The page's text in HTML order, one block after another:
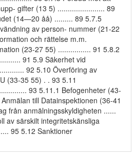
gifter (13 5) ....................... 89
(14—20 åå) ......... 89 5.7.5
av person- nummer (21-22
och rättelse m.m.
(23-27 55) ................ 91 5.8.2
91 5.9 Säkerhet vid
92 5.10 Överföring av
(33-35 55) . . 93 5.11
93 5.11.1 Befogenheter (43-
till Datainspektionen (36-41
från anmälningsskyldigheten ......
av särskilt integritetskänsliga
95 5.12 Sanktioner